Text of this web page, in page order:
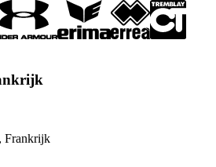
Frankrijk